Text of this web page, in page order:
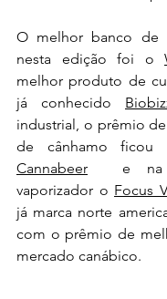
O melhor banco de
nesta edição foi o
melhor produto de
já conhecido
industrial, o prêmio
Cannabeer e na
vaporizador o Focus V
já marca norte
com o prêmio de
mercado canábico.